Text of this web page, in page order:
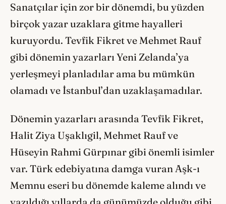
Sanatçılar için zor bir dönemdi, bu yüzden
birçok yazar uzaklara gitme hayalleri
kuruyordu. Tevfik Fikret ve Mehmet Rauf
gibi dönemin yazarları Yeni Zelanda’ya
yerleşmeyi planladılar ama bu mümkün
olamadı ve İstanbul’dan uzaklaşamadılar.
Dönemin yazarları arasında Tevfik Fikret,
Halit Ziya Uşaklıgil, Mehmet Rauf ve
Hüseyin Rahmi Gürpınar gibi önemli isimler
var. Türk edebiyatına damga vuran Aşk-ı
Memnu eseri bu dönemde kaleme alındı ve